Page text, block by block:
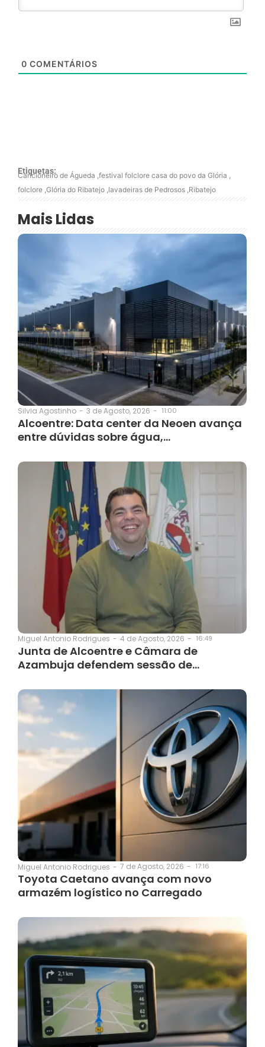
0 COMENTÁRIOS
Etiquetas:
Cancioneiro de Águeda festival folclore casa do povo da Glória
folclore Glória do Ribatejo lavadeiras de Pedrosos Ribatejo
Mais Lidas
Silvia Agostinho - 3 de Agosto, 2026 - 11:00
Alcoentre: Data center da Neoen avança
entre dúvidas sobre água,…
Miguel Antonio Rodrigues - 4 de Agosto, 2026 - 16:49
Junta de Alcoentre e Câmara de
Azambuja defendem sessão de…
Miguel Antonio Rodrigues - 7 de Agosto, 2026 - 17:16
Toyota Caetano avança com novo
armazém logístico no Carregado